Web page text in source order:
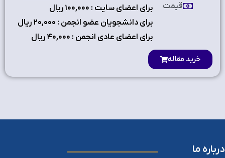
برای اعضای سایت : ۱٠٠,٠٠٠ ریال
برای دانشجویان عضو انجمن : ۲٠,٠٠٠ ریال
برای اعضای عادی انجمن : ۴٠,٠٠٠ ریال
قیمت
خرید مقاله
درباره ما